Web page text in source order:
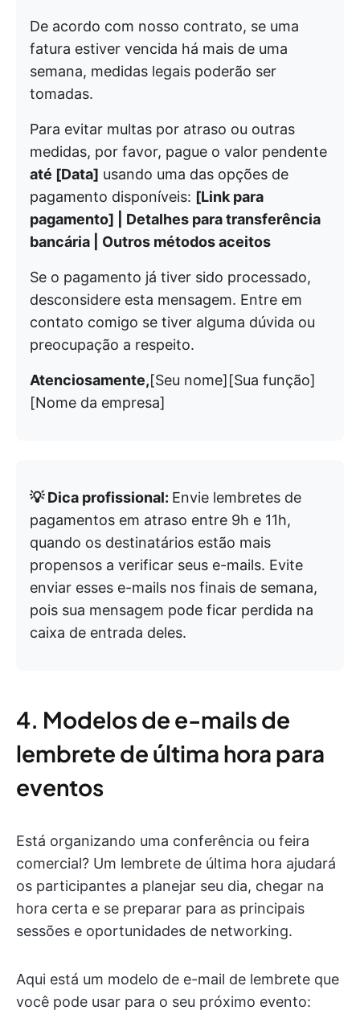
De acordo com nosso contrato, se uma
fatura estiver vencida há mais de uma
semana, medidas legais poderão ser
tomadas.
Para evitar multas por atraso ou outras
medidas, por favor, pague o valor pendente
até [Data] usando uma das opções de
pagamento disponíveis: [Link para
pagamento] | Detalhes para transferência
bancária | Outros métodos aceitos
Se o pagamento já tiver sido processado,
desconsidere esta mensagem. Entre em
contato comigo se tiver alguma dúvida ou
preocupação a respeito.
Atenciosamente,[Seu nome][Sua função]
[Nome da empresa]
💡 Dica profissional: Envie lembretes de
pagamentos em atraso entre 9h e 11h,
quando os destinatários estão mais
propensos a verificar seus e-mails. Evite
enviar esses e-mails nos finais de semana,
pois sua mensagem pode ficar perdida na
caixa de entrada deles.
4. Modelos de e-mails de
lembrete de última hora para
eventos
Está organizando uma conferência ou feira
comercial? Um lembrete de última hora ajudará
os participantes a planejar seu dia, chegar na
hora certa e se preparar para as principais
sessões e oportunidades de networking.
Aqui está um modelo de e-mail de lembrete que
você pode usar para o seu próximo evento: